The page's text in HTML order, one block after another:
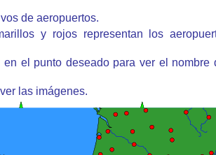
de aeropuertos.
y rojos representan los
en el punto deseado para ver el nombre
las imágenes.